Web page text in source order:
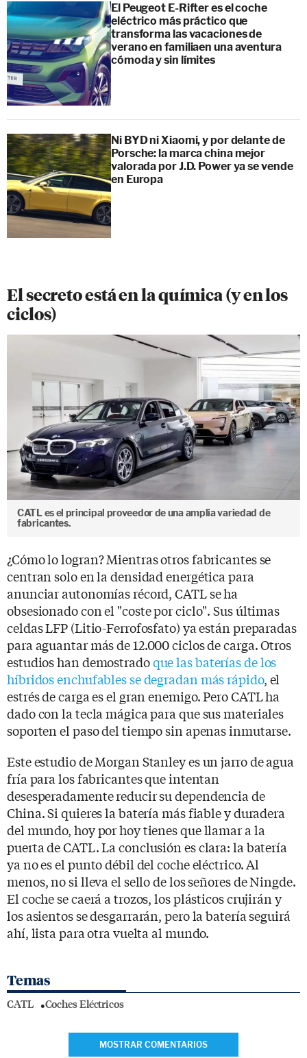
El Peugeot E-Rifter es el coche
eléctrico más práctico que
transforma las vacaciones de
verano en familiaen una aventura
cómoda y sin límites
Ni BYD ni Xiaomi, y por delante de
Porsche: la marca china mejor
valorada por J.D. Power ya se vende
en Europa
El secreto está en la química (y en los
ciclos)
CATL es el principal proveedor de una amplia variedad de
fabricantes.
¿Cómo lo logran? Mientras otros fabricantes se
centran solo en la densidad energética para
anunciar autonomías récord, CATL se ha
obsesionado con el "coste por ciclo". Sus últimas
celdas LFP (Litio-Ferrofosfato) ya están preparadas
para aguantar más de 12.000 ciclos de carga. Otros
estudios han demostradoque las baterías de los
híbridos enchufables se degradan más rápido, el
estrés de carga es el gran enemigo. Pero CATL ha
dado con la tecla mágica para que sus materiales
soporten el paso del tiempo sin apenas inmutarse.
Este estudio de Morgan Stanley es un jarro de agua
fría para los fabricantes que intentan
desesperadamente reducir su dependencia de
China. Si quieres la batería más fiable y duradera
del mundo, hoy por hoy tienes que llamar a la
puerta de CATL. La conclusión es clara: la batería
ya no es el punto débil del coche eléctrico. Al
menos, no si lleva el sello de los señores de Ningde.
El coche se caerá a trozos, los plásticos crujirán y
los asientos se desgarrarán, pero la batería seguirá
ahí, lista para otra vuelta al mundo.
Temas
CATL Coches Eléctricos
MOSTRAR COMENTARIOS